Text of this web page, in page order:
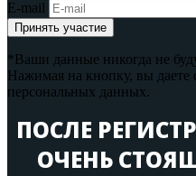
E-mail
Принять участие
*Ваши данные никогда не
Нажимая на кнопку, вы даете
персональных данных.
ПОСЛЕ
ОЧЕНЬ